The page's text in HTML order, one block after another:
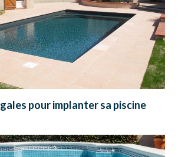
pour implanter sa piscine